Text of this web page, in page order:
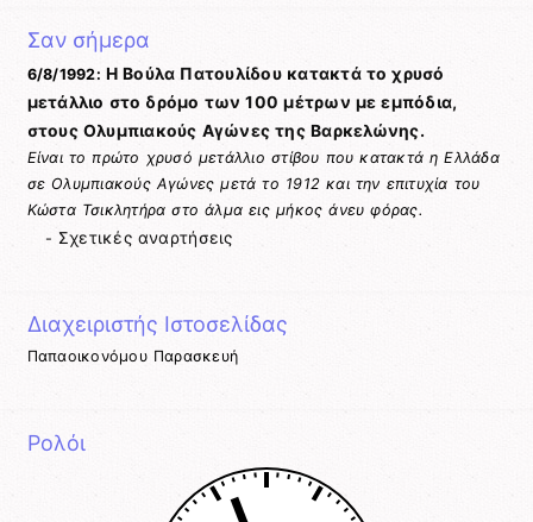
translate
this
page
Σαν σήμερα
6/8/1992: Η Βούλα Πατουλίδου κατακτά το χρυσό
μετάλλιο στο δρόμο των 100 μέτρων με εμπόδια,
στους Ολυμπιακούς Αγώνες της Βαρκελώνης.
Είναι το πρώτο χρυσό μετάλλιο στίβου που κατακτά η Ελλάδα
σε Ολυμπιακούς Αγώνες μετά το 1912 και την επιτυχία του
Κώστα Τσικλητήρα στο άλμα εις μήκος άνευ φόρας.
- Σχετικές αναρτήσεις
Διαχειριστής Ιστοσελίδας
Παπαοικονόμου Παρασκευή
Ρολόι